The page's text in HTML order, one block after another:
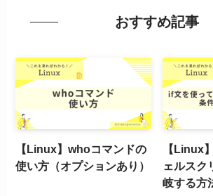
おすすめ記事
【Linux】whoコマンドの
使い方（オプションあり）
【Linux
ェルスク
岐する方